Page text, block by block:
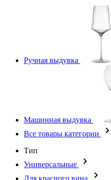
Ручная выдувка
Машинная выдувка
Все товары категории
Тип
Универсальные
Для красного вина